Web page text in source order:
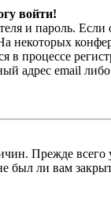
войти!
и пароль.
некоторых
в процессе
адрес email
Прежде всего
был ли вам